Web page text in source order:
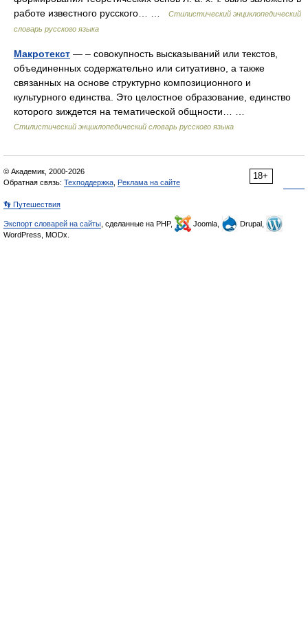
работе известного русского… …
Стилистический энциклопедический
словарь русского языка
Макротекст — – совокупность высказываний или текстов,
объединенных содержательно или ситуативно, а также
связанных на основе структурно композиционного и
культурного единства. Это целостное образование, единство
которого зиждется на тематической общности… …
Стилистический энциклопедический словарь русского языка
18+
© Академик, 2000-2026
Обратная связь: Техподдержка Реклама на сайте
👣 Путешествия
Экспорт словарей на сайты , сделанные на PHP, Joomla,
Drupal,
WordPress, MODx.